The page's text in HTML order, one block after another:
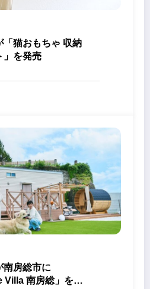
「猫おもちゃ 収納
」を発売
南房総市に
Villa 南房総」を開